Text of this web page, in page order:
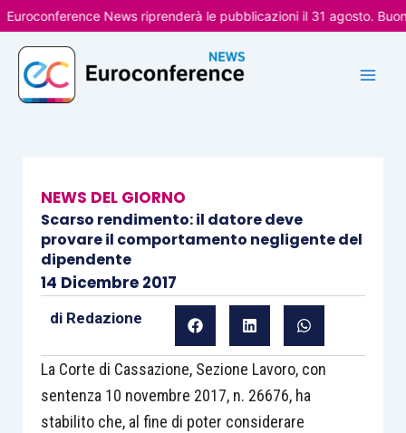
Vai
al
contenuto
News riprenderà le pubblicazioni il 31 agosto. Buone
NEWS DEL GIORNO
Scarso rendimento: il datore deve
provare il comportamento negligente del
dipendente
14 Dicembre 2017
di Redazione
La Corte di Cassazione, Sezione Lavoro, con
sentenza 10 novembre 2017, n. 26676, ha
stabilito che, al fine di poter considerare